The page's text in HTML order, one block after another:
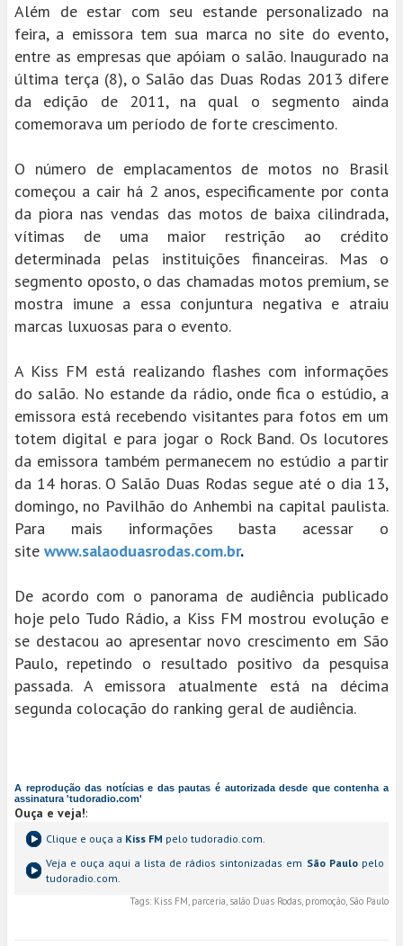
Além de estar com seu estande personalizado na
feira, a emissora tem sua marca no site do evento,
entre as empresas que apóiam o salão. Inaugurado na
última terça (8), o Salão das Duas Rodas 2013 difere
da edição de 2011, na qual o segmento ainda
comemorava um período de forte crescimento.
O número de emplacamentos de motos no Brasil
começou a cair há 2 anos, especificamente por conta
da piora nas vendas das motos de baixa cilindrada,
vítimas de uma maior restrição ao crédito
determinada pelas instituições financeiras. Mas o
segmento oposto, o das chamadas motos premium, se
mostra imune a essa conjuntura negativa e atraiu
marcas luxuosas para o evento.
A Kiss FM está realizando flashes com informações
do salão. No estande da rádio, onde fica o estúdio, a
emissora está recebendo visitantes para fotos em um
totem digital e para jogar o Rock Band. Os locutores
da emissora também permanecem no estúdio a partir
da 14 horas. O Salão Duas Rodas segue até o dia 13,
domingo, no Pavilhão do Anhembi na capital paulista.
Para mais informações basta acessar o
site www.salaoduasrodas.com.br.
De acordo com o panorama de audiência publicado
hoje pelo Tudo Rádio, a Kiss FM mostrou evolução e
se destacou ao apresentar novo crescimento em São
Paulo, repetindo o resultado positivo da pesquisa
passada. A emissora atualmente está na décima
segunda colocação do ranking geral de audiência.
A reprodução das notícias e das pautas é autorizada desde que contenha a
assinatura 'tudoradio.com'
Ouça e veja!:
Clique e ouça a Kiss FM pelo tudoradio.com.
Veja e ouça aqui a lista de rádios sintonizadas em São Paulopelo
tudoradio.com.
Tags: Kiss FM, parceria, salão Duas Rodas, promoção, São Paulo